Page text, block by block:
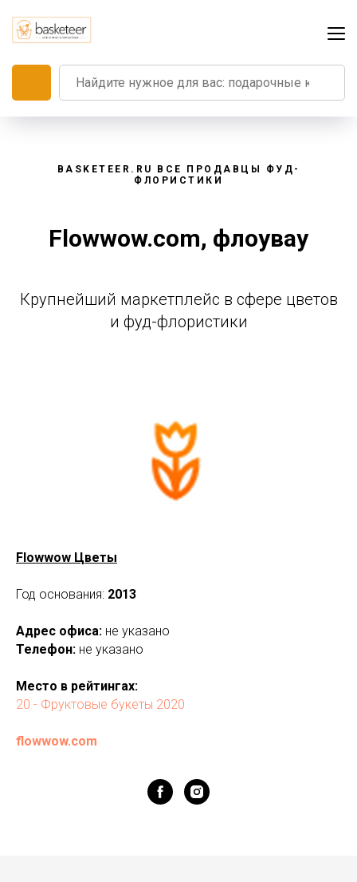
BASKETEER.RU ВСЕ ПРОДАВЦЫ ФУД-
ФЛОРИСТИКИ
Flowwow.com, флоувау
Крупнейший маркетплейс в сфере цветов
и фуд-флористики
Flowwow Цветы
Год основания: 2013
Адрес офиса: не указано
Телефон: не указано
Место в рейтингах:
20 - Фруктовые букеты 2020
flowwow.com